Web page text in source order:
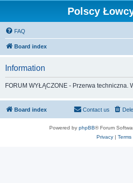
Polscy
FAQ
Board index
Information
FORUM WYŁĄCZONE - Przerwa techniczna.
Board index Contact us
Powered by phpBB® Forum
Privacy| Terms